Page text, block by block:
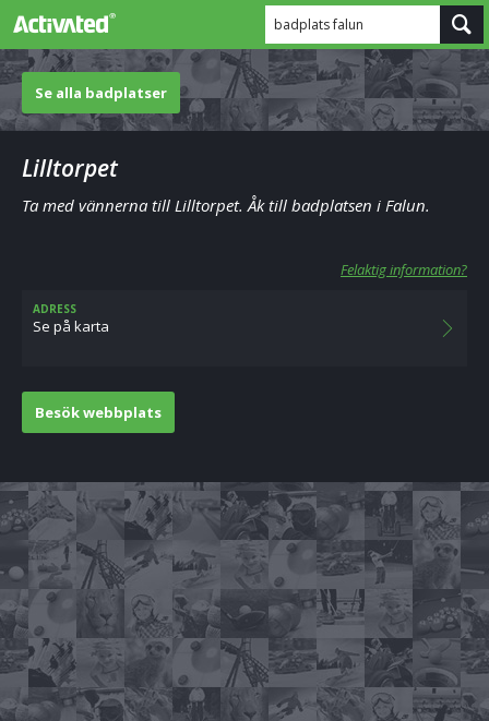
badplats falun
Se alla badplatser
Lilltorpet
Ta med vännerna till Lilltorpet. Åk till badplatsen i Falun.
Felaktig information?
ADRESS
Se på karta
Besök webbplats